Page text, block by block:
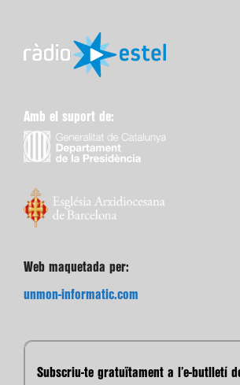
Amb el suport de:
Web maquetada per:
unmon-informatic.com
Subscriu-te gratuïtament a l’e-butlletí